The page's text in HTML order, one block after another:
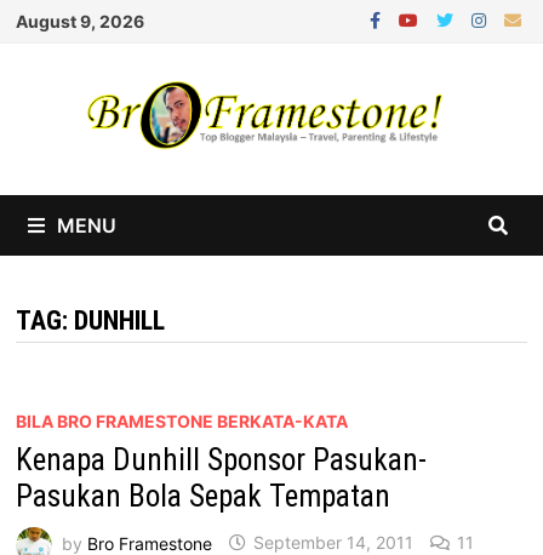
Skip
August 9, 2026
MENU
TAG: DUNHILL
BILA BRO FRAMESTONE BERKATA-KATA
Kenapa Dunhill Sponsor Pasukan-
Pasukan Bola Sepak Tempatan
by Bro Framestone September 14, 2011 11